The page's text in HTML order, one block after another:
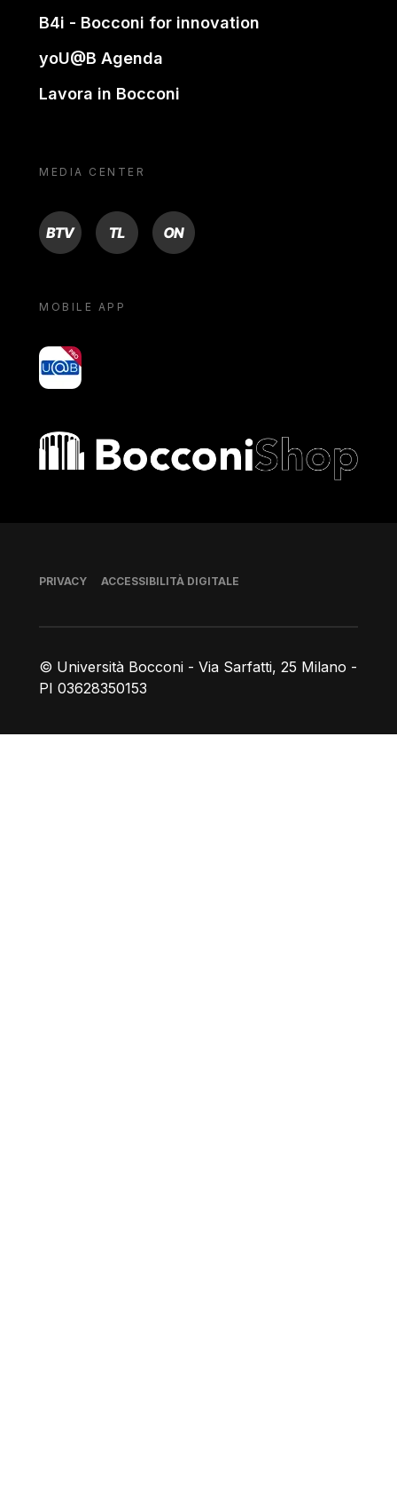
B4i - Bocconi for innovation
yoU@B Agenda
Lavora in Bocconi
MEDIA CENTER
BTV TL ON
MOBILE APP
yoU@B
Bocconi shop
© Università Bocconi - Via Sarfatti, 25 Milano -
PI 03628350153
Piè di pagina
PRIVACY ACCESSIBILITÀ DIGITALE